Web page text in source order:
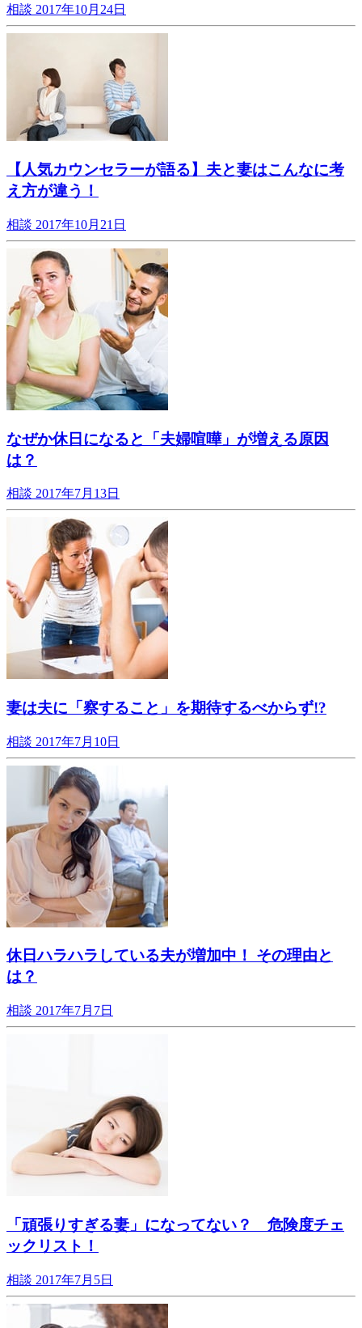
相談 2017年10月24日
【人気カウンセラーが語る】夫と妻はこんなに考
え方が違う！
相談 2017年10月21日
なぜか休日になると「夫婦喧嘩」が増える原因
は？
相談 2017年7月13日
妻は夫に「察すること」を期待するべからず!?
相談 2017年7月10日
休日ハラハラしている夫が増加中！ その理由と
は？
相談 2017年7月7日
「頑張りすぎる妻」になってない？ 危険度チェ
ックリスト！
相談 2017年7月5日